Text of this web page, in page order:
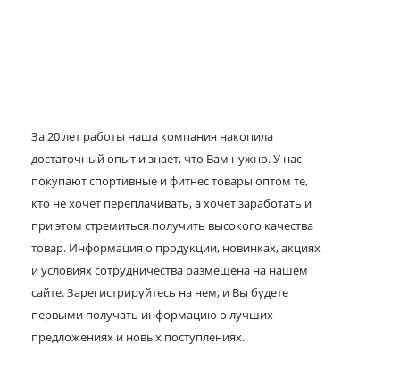
За 20 лет работы наша компания накопила
достаточный опыт и знает, что Вам нужно. У нас
покупают спортивные и фитнес товары оптом те,
кто не хочет переплачивать, а хочет заработать и
при этом стремиться получить высокого качества
товар. Информация о продукции, новинках, акциях
и условиях сотрудничества размещена на нашем
сайте. Зарегистрируйтесь на нем, и Вы будете
первыми получать информацию о лучших
предложениях и новых поступлениях.